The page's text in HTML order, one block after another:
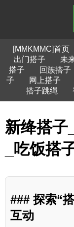
[MMKMMC]首页
出门搭子
未
搭子
回族搭子
子
网上搭子
搭子跳绳
新绛搭子
_吃饭搭
### 探索“
互动